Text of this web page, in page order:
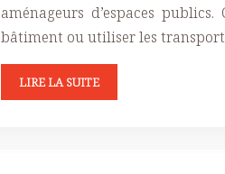
aménageurs d’espaces
bâtiment ou utiliser les
LIRE LA SUITE